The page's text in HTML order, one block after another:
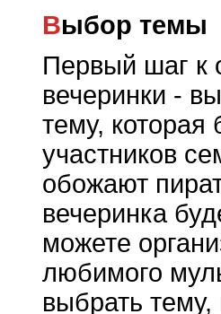
Выбор темы
Первый шаг к
вечеринки -
тему, которая
участников
обожают
вечеринка
можете
любимого
выбрать тему,